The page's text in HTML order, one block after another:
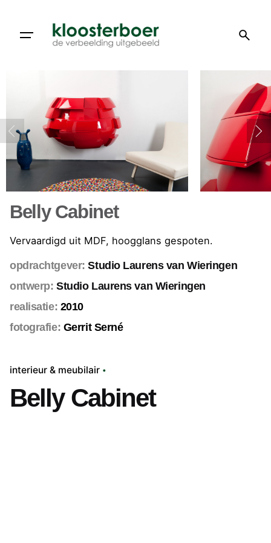
artikel
Belly Cabinet
Vervaardigd uit MDF, hoogglans gespoten.
opdrachtgever: Studio Laurens van Wieringen
ontwerp: Studio Laurens van Wieringen
realisatie: 2010
fotografie: Gerrit Serné
interieur & meubilair
Belly Cabinet